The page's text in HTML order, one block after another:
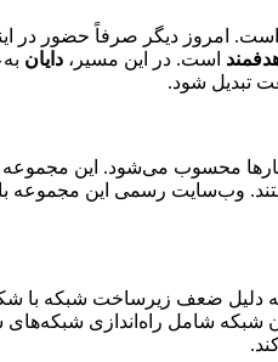
امروز دیگر صرفاً حضور در
است. در این مسیر، دایان
تبدیل شود.
محسوب می‌شود. این مجموعه
وب‌سایت رسمی این مجموعه
به دلیل ضعف زیرساخت شبکه با
شامل راه‌اندازی شبکه‌های